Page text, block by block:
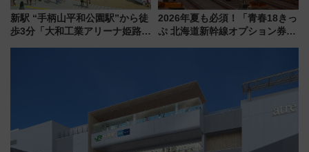
新駅 “手柄山平和公園駅”から徒
歩3分「大和工業アリーナ姫路」
2026年夏も必須！「青春18きっ
ぷ 北海道新幹線オプション券」